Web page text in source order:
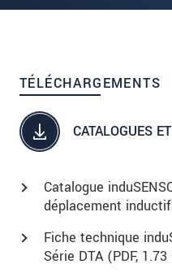
TÉLÉCHARGEMENTS
CATALOGUES
Catalogue
déplacement
Fiche technique
Série DTA (PDF, 1.73